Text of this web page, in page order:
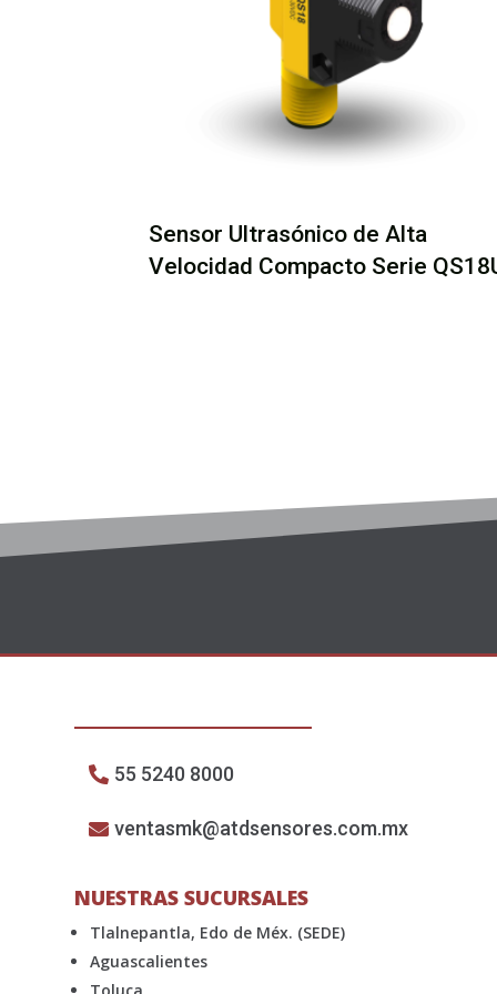
Sensor Ultrasónico de Alta
Velocidad Compacto Serie
55 5240 8000
ventasmk@atdsensores.com.mx
NUESTRAS SUCURSALES
Tlalnepantla, Edo de Méx. (SEDE)
Aguascalientes